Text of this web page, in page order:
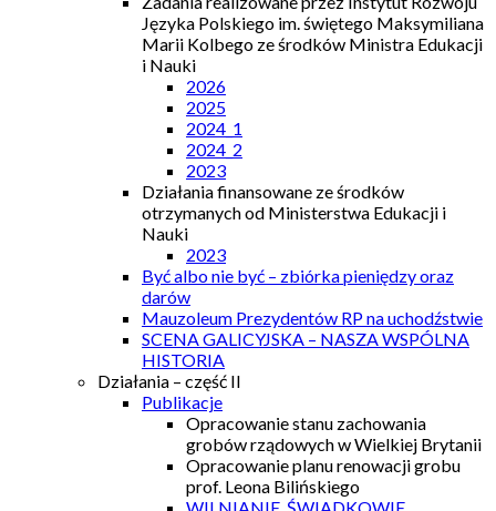
Języka Polskiego im. świętego Maksymiliana
Marii Kolbego ze środków Ministra Edukacji
i Nauki
2026
2025
2024_1
2024_2
2023
Działania finansowane ze środków
otrzymanych od Ministerstwa Edukacji i
Nauki
2023
Być albo nie być – zbiórka pieniędzy oraz
darów
Mauzoleum Prezydentów RP na uchodźstwie
SCENA GALICYJSKA – NASZA WSPÓLNA
HISTORIA
Działania – część II
Publikacje
Opracowanie stanu zachowania
grobów rządowych w Wielkiej Brytanii
Opracowanie planu renowacji grobu
prof. Leona Bilińskiego